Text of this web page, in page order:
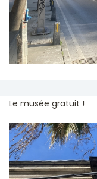
Le musée gratuit !